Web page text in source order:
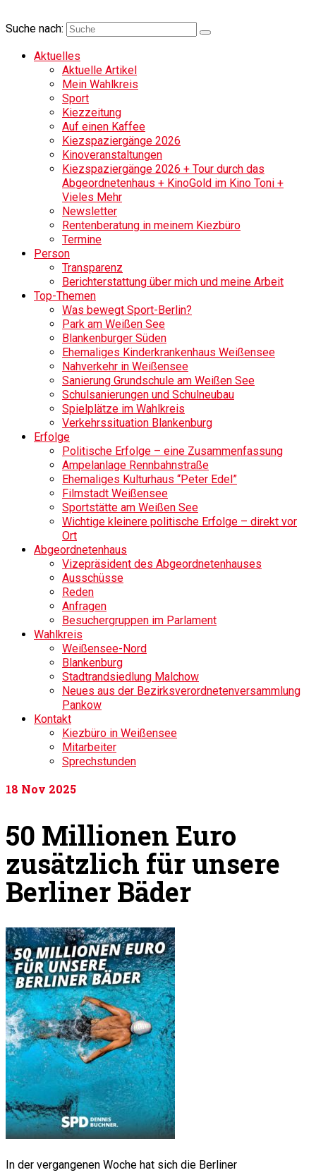
Suche nach:
Aktuelles
Aktuelle Artikel
Mein Wahlkreis
Sport
Kiezzeitung
Auf einen Kaffee
Kiezspaziergänge 2026
Kinoveranstaltungen
Kiezspaziergänge 2026 + Tour durch das
Abgeordnetenhaus + KinoGold im Kino Toni +
Vieles Mehr
Newsletter
Rentenberatung in meinem Kiezbüro
Termine
Person
Transparenz
Berichterstattung über mich und meine Arbeit
Top-Themen
Was bewegt Sport-Berlin?
Park am Weißen See
Blankenburger Süden
Ehemaliges Kinderkrankenhaus Weißensee
Nahverkehr in Weißensee
Sanierung Grundschule am Weißen See
Schulsanierungen und Schulneubau
Spielplätze im Wahlkreis
Verkehrssituation Blankenburg
Erfolge
Politische Erfolge – eine Zusammenfassung
Ampelanlage Rennbahnstraße
Ehemaliges Kulturhaus “Peter Edel”
Filmstadt Weißensee
Sportstätte am Weißen See
Wichtige kleinere politische Erfolge – direkt vor
Ort
Abgeordnetenhaus
Vizepräsident des Abgeordnetenhauses
Ausschüsse
Reden
Anfragen
Besuchergruppen im Parlament
Wahlkreis
Weißensee-Nord
Blankenburg
Stadtrandsiedlung Malchow
Neues aus der Bezirksverordnetenversammlung
Pankow
Kontakt
Kiezbüro in Weißensee
Mitarbeiter
Sprechstunden
18 Nov 2025
50 Millionen Euro
zusätzlich für unsere
Berliner Bäder
In der vergangenen Woche hat sich die Berliner